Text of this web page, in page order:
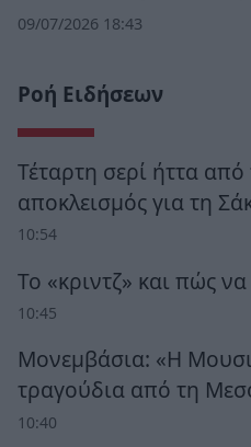
09/07/2026 18:43
Ροή Ειδήσεων
Τέταρτη σερί ήττα
αποκλεισμός για τη
10:54
Το «κριντζ» και πώς
10:45
Μονεμβάσια: «Η
τραγούδια από τη
10:40